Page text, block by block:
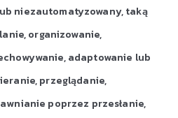
niezautomatyzowany, taką
organizowanie,
adaptowanie lub
przeglądanie,
poprzez przesłanie,